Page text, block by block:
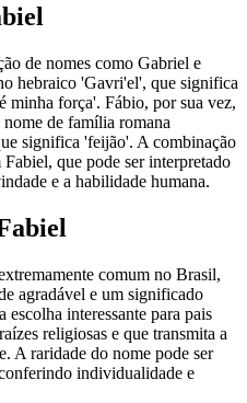
de nomes como Gabriel e
hebraico 'Gavri'el', que significa
minha força'. Fábio, por sua vez,
de família romana
significa 'feijão'. A combinação
Fabiel, que pode ser interpretado
e a habilidade humana.
comum no Brasil,
agradável e um significado
escolha interessante para pais
religiosas e que transmita a
A raridade do nome pode ser
individualidade e